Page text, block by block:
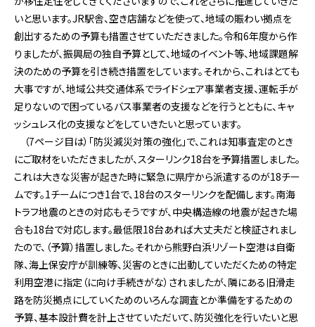
いと思います。JR駅舎、空き店舗などを使って、地域の賑わい拠点を
創出するための予算も措置させていただきました。令和6年度から作
りましたが、振興局の独自予算として、地域のイベント等、地域課題解
決のための予算を引き続き措置をしています。それから、これはとても
大事ですが、地域公共交通体系でライドシェア事業者支援、運転手が
足りないので困っているバス事業者の支援などを行うとともに、キャ
ッシュレス化の支援などをしていきたいと思っています。
（7ページ目は）「防災減災対策の強化」で、これは知事査定のとき
にご取材をいただきましたが、スターリンク18台を予算措置しました。
これは大きな災害が起きた時に緊急に県庁から派遣するのが18チー
ムです。1チームにつき1台で、18台のスターリンクを配備します。南海
トラフ地震のときの対応もそうですが、中央構造線の地震が起きた場
合も18台で対応します。最低限18台あれば大丈夫だと検証されまし
たので、（予算）措置しました。それから熊野白浜リゾート空港は自衛
隊、海上保安庁が訓練等、災害のときに出動していただくための特定
利用空港に指定（に向け手続きがな）されましたが、隣にある旧滑走
路を防災拠点にしていくためのいろんな調査とか準備をするための
予算、基本設計費を計上させていただいて、防災強化を行いたいと思